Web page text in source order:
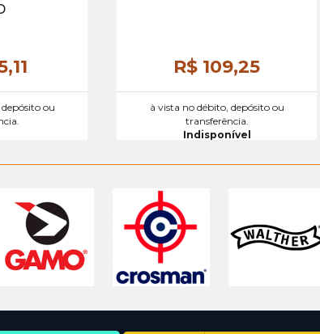
11
ou
R$ 109,25
à vista no débito, depósito ou
transferência.
Indisponível